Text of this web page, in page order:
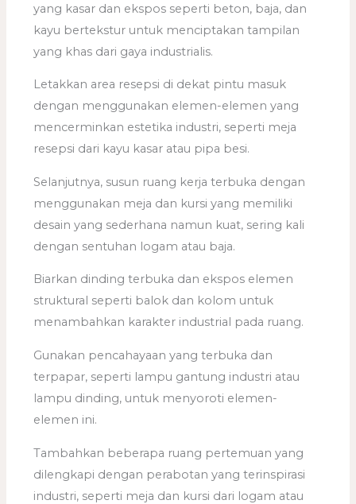
yang kasar dan ekspos seperti beton, baja, dan
kayu bertekstur untuk menciptakan tampilan
yang khas dari gaya industrialis.
Letakkan area resepsi di dekat pintu masuk
dengan menggunakan elemen-elemen yang
mencerminkan estetika industri, seperti meja
resepsi dari kayu kasar atau pipa besi.
Selanjutnya, susun ruang kerja terbuka dengan
menggunakan meja dan kursi yang memiliki
desain yang sederhana namun kuat, sering kali
dengan sentuhan logam atau baja.
Biarkan dinding terbuka dan ekspos elemen
struktural seperti balok dan kolom untuk
menambahkan karakter industrial pada ruang.
Gunakan pencahayaan yang terbuka dan
terpapar, seperti lampu gantung industri atau
lampu dinding, untuk menyoroti elemen-
elemen ini.
Tambahkan beberapa ruang pertemuan yang
dilengkapi dengan perabotan yang terinspirasi
industri, seperti meja dan kursi dari logam atau